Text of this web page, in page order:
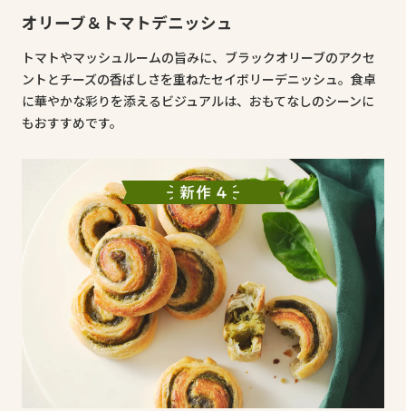
オリーブ＆トマトデニッシュ
トマトやマッシュルームの旨みに、ブラックオリーブのアクセ
ントとチーズの香ばしさを重ねたセイボリーデニッシュ。食卓
に華やかな彩りを添えるビジュアルは、おもてなしのシーンに
もおすすめです。